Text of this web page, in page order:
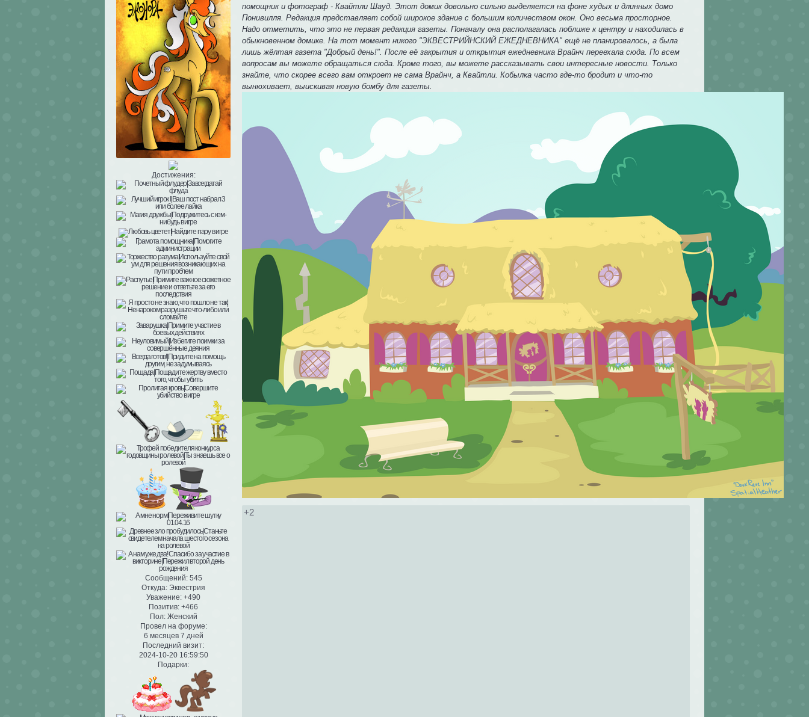
Достижения:
Сообщений:545
Откуда: Эквестрия
Уважение: +490
Позитив: +466
Пол:Женский
Провел на форуме:
6 месяцев 7 дней
Последний визит:
2024-10-20 16:59:50
Подарки:
помощник и фотограф - Квайтли Шауд. Этот домик довольно сильно выделяется на фоне худых и длинных домо
Понивилля. Редакция представляет собой широкое здание с большим количеством окон. Оно весьма просторное.
Надо отметить, что это не первая редакция газеты. Поначалу она располагалась поближе к центру и находилась в
обыкновенном домике. На тот момент никого "ЭКВЕСТРИЙНСКИЙ ЕЖЕДНЕВНИКА" ещё не планировалось, а была
лишь жёлтая газета "Добрый день!". После её закрытия и открытия ежедневника Врайнч переехала сюда. По всем
вопросам вы можете обращаться сюда. Кроме того, вы можете рассказывать свои интересные новости. Только
знайте, что скорее всего вам откроет не сама Врайнч, а Квайтли. Кобылка часто где-то бродит и что-то
вынюхивает, выискивая новую бомбу для газеты.
+2